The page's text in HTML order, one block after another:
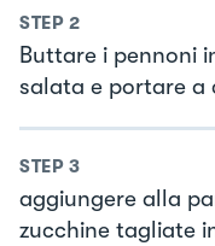
STEP 2
Buttare i pennoni
salata e portare a
STEP 3
aggiungere alla
zucchine tagliate